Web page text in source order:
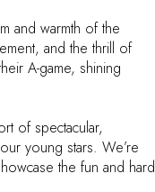
and warmth of the
and the thrill of
A-game, shining
of spectacular,
young stars. We’re
the fun and hard